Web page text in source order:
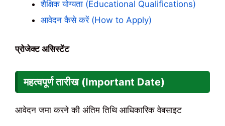
शैक्षिक योग्यता (Educational Qualifications)
आवेदन कैसे करें (How to Apply)
प्रोजेक्ट असिस्‍टेंट
महत्वपूर्ण तारीख (Important Date)
आवेदन जमा करने की अंतिम तिथि आधिकारिक वेबसाइट